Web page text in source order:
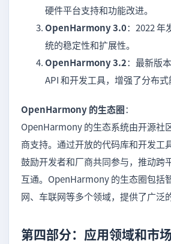
硬件平台支持和功能改进。
OpenHarmony 3.0：2022 年
统的稳定性和扩展性。
OpenHarmony 3.2：最新版
API 和开发工具，增强了分布式
OpenHarmony 的生态圈：
OpenHarmony 的生态系统由开源社
商支持。通过开放的代码库和开发工
鼓励开发者和厂商共同参与，推动跨
互通。OpenHarmony 的生态圈包括
网、车联网等多个领域，提供了广泛
第四部分：应用领域和市